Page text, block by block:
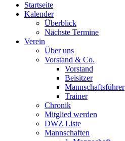
Startseite
Kalender
Überblick
Nächste Termine
Verein
Über uns
Vorstand & Co.
Vorstand
Beisitzer
Mannschaftsführer
Trainer
Chronik
Mitglied werden
DWZ Liste
Mannschaften